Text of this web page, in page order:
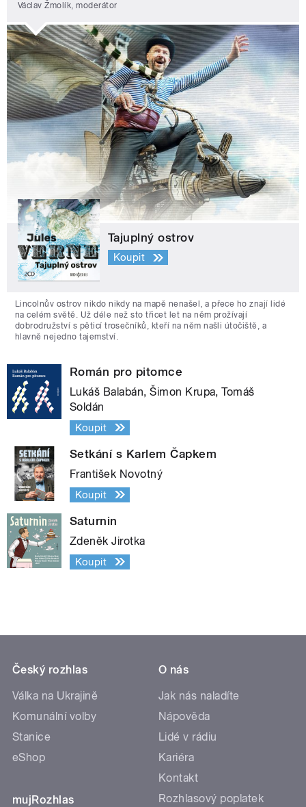
Václav Žmolík, moderátor
Tajuplný ostrov
Koupit
Lincolnův ostrov nikdo nikdy na mapě nenašel, a přece ho znají lidé
na celém světě. Už déle než sto třicet let na něm prožívají
dobrodružství s pěticí trosečníků, kteří na něm našli útočiště, a
hlavně nejedno tajemství.
Román pro pitomce
Lukáš Balabán, Šimon Krupa, Tomáš
Soldán
Koupit
Setkání s Karlem Čapkem
František Novotný
Koupit
Saturnin
Zdeněk Jirotka
Koupit
Český rozhlas
Válka na Ukrajině
Komunální volby
Stanice
eShop
mujRozhlas
O nás
Jak nás naladíte
Nápověda
Lidé v rádiu
Kariéra
Kontakt
Rozhlasový poplatek